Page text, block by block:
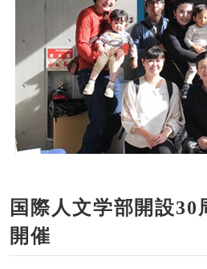
国際人文学部開設30
開催